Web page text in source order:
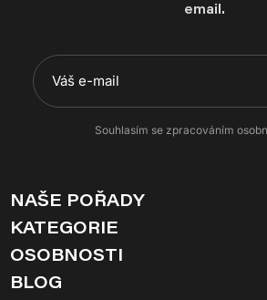
email.
Souhlasím se zpracováním
NAŠE POŘADY
KATEGORIE
OSOBNOSTI
BLOG